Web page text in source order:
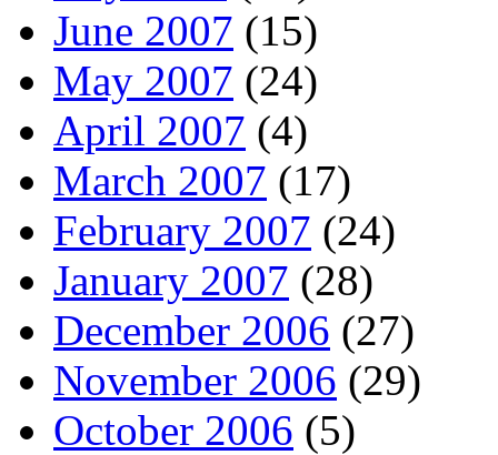
June 2007 (15)
May 2007 (24)
April 2007 (4)
March 2007 (17)
February 2007 (24)
January 2007 (28)
December 2006 (27)
November 2006 (29)
October 2006 (5)